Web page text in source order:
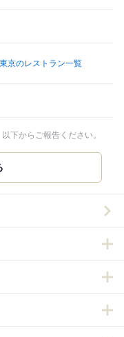
京のレストラン一覧
下からご報告ください。